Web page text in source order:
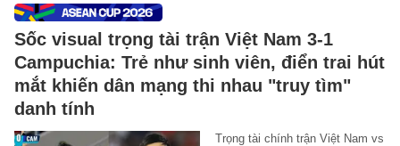
Sốc visual trọng tài trận Việt Nam 3-1
Campuchia: Trẻ như sinh viên, điển trai hút
mắt khiến dân mạng thi nhau "truy tìm"
danh tính
Trọng tài chính trận Việt Nam vs